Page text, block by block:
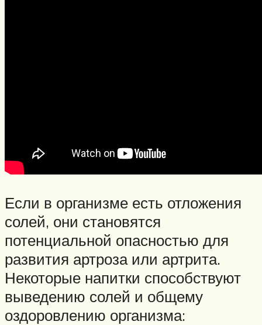
Если в организме есть отложения
солей, они становятся
потенциальной опасностью для
развития артроза или артрита.
Некоторые напитки способствуют
выведению солей и общему
оздоровлению организма: